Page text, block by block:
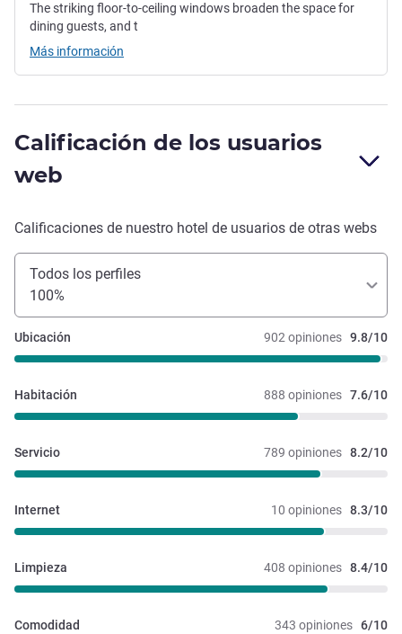
The striking floor-to-ceiling windows broaden the space for
dining guests, and t
Más información
Calificación de los usuarios
web
Calificaciones de nuestro hotel de usuarios de otras webs
Todos los perfiles
100%
902 opiniones 9.8/10
Ubicación
888 opiniones 7.6/10
Habitación
789 opiniones 8.2/10
Servicio
10 opiniones 8.3/10
Internet
408 opiniones 8.4/10
Limpieza
343 opiniones 6/10
Comodidad